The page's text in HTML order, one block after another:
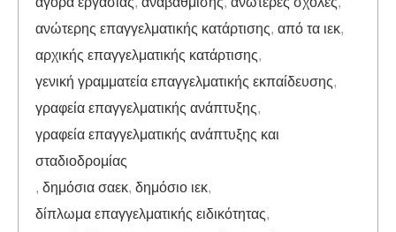
ανώτερης επαγγελματικής κατάρτισης, από τα ιεκ,
αρχικής επαγγελματικής κατάρτισης,
γενική γραμματεία επαγγελματικής εκπαίδευσης,
γραφεία επαγγελματικής ανάπτυξης,
γραφεία επαγγελματικής ανάπτυξης και
σταδιοδρομίας
, δημόσια σαεκ, δημόσιο ιεκ,
δίπλωμα επαγγελματικής ειδικότητας,